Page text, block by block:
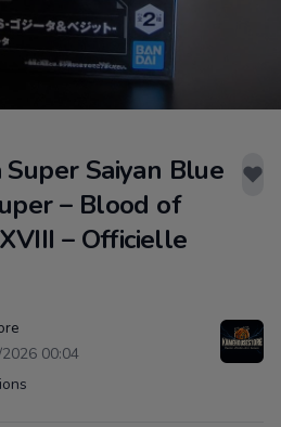
Saiyan Blue
– Blood of
– Officielle
00:04